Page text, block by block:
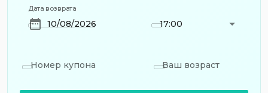
Дата возврата
17:00
Номер купона Ваш возраст